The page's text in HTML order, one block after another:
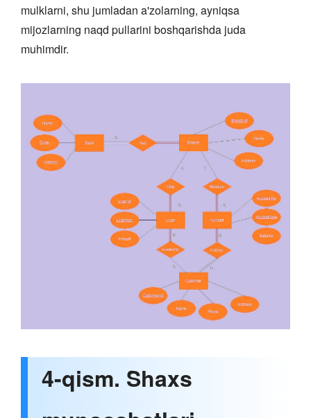
mulklarni, shu jumladan a'zolarning, ayniqsa
mijozlarning naqd pullarini boshqarishda juda
muhimdir.
4-qism. Shaxs